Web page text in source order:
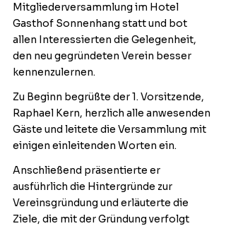
Mitgliederversammlung im Hotel
Gasthof Sonnenhang statt und bot
allen Interessierten die Gelegenheit,
den neu gegründeten Verein besser
kennenzulernen.
Zu Beginn begrüßte der 1. Vorsitzende,
Raphael Kern, herzlich alle anwesenden
Gäste und leitete die Versammlung mit
einigen einleitenden Worten ein.
Anschließend präsentierte er
ausführlich die Hintergründe zur
Vereinsgründung und erläuterte die
Ziele, die mit der Gründung verfolgt